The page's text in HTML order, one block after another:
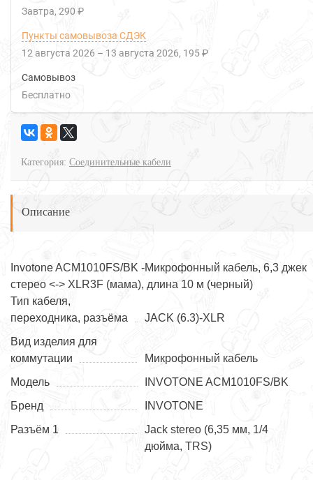
Завтра 290 ₽
Пункты самовывоза СДЭК
12 августа 2026 – 13 августа 2026 195 ₽
Самовывоз
Бесплатно
Категория: Соединительные кабели
Описание
Invotone ACM1010FS/BK -Микрофонный кабель, 6,3 джек
стерео <-> XLR3F (мама), длина 10 м (черный)
Тип кабеля,
переходника, разъёма
JACK (6.3)-XLR
Вид изделия для
коммутации
Микрофонный кабель
Модель
INVOTONE ACM1010FS/BK
Бренд
INVOTONE
Разъём 1
Jack stereo (6,35 мм, 1/4
дюйма, TRS)